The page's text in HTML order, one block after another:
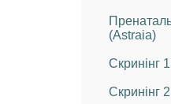
(Astraia)
Скринінг
Скринінг